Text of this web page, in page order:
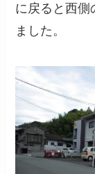
に戻ると西側
ました。